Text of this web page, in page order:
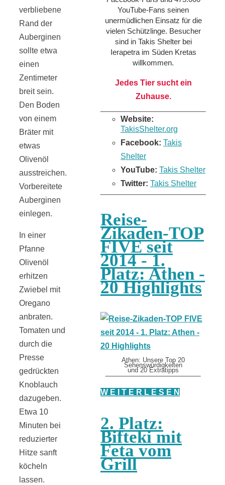
verbliebene
Rand der
Auberginen
sollte etwa
einen
Zentimeter
breit sein.
Den Boden
von einem
Bräter mit
etwas
Olivenöl
ausstreichen.
Vorbereitete
Auberginen
einlegen.
In einer
Pfanne
Olivenöl
erhitzen
Zwiebel mit
Oregano
anbraten.
Tomaten und
durch die
Presse
gedrückten
Knoblauch
dazugeben.
Etwa 10
Minuten bei
reduzierter
Hitze sanft
köcheln
lassen.
YouTube-Fans seinen
unermüdlichen Einsatz für die
vielen Schützlinge. Besucher
sind in Takis Shelter bei
Ierapetra im Süden Kretas
willkommen.
Jedes Tier sucht ein
Zuhause.
Website:
TakisShelter.org
Facebook: Takis
Shelter
YouTube: Takis Shelter
Twitter: Takis Shelter
Reise-
Zikaden-TOP
FIVE seit
2014 - 1.
Platz: Athen -
20 Highlights
Athen: Unsere Top 20
Sehenswürdigkeiten
und 20 Extratipps
W E I T E R L E S E N
2. Platz:
Bifteki mit
Feta vom
Grill